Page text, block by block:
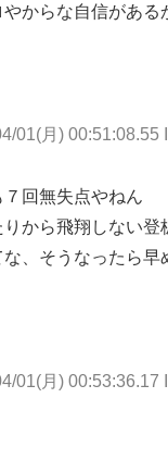
からな自信がある
01(月) 00:51:08.55
回無失点やねん
から飛翔しない登
、そうなったら早
01(月) 00:53:36.17